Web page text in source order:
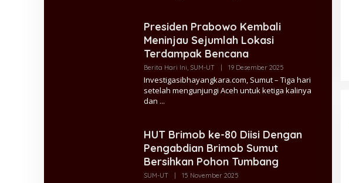
Presiden Prabowo Kembali
Meninjau Sejumlah Lokasi
Terdampak Bencana
Berita Hari Ini, SUM-UT 19 Desember 2025Oleh
Admin
Investigasibhayangkara.com, Sumut – Tiga hari
setelah mengunjungi Aceh untuk ketiga kalinya
dan
HUT Brimob ke-80 Diisi Dengan
Pengabdian Brimob Sumut
Bersihkan Pohon Tumbang
SUM-UT 15 November 2025Oleh